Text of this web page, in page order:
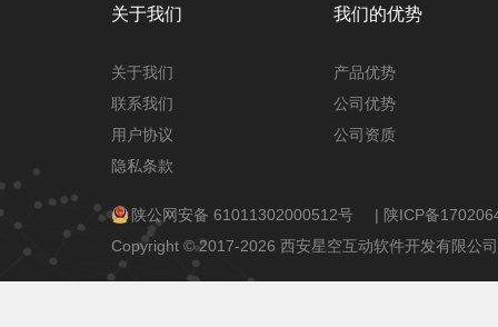
关于我们
关于我们
联系我们
用户协议
隐私条款
我们的优势
产品优势
公司优势
公司资质
陕公网安备 61011302000512号 | 陕ICP备
Copyright © 2017-2026 西安星空互动软件开发有限公